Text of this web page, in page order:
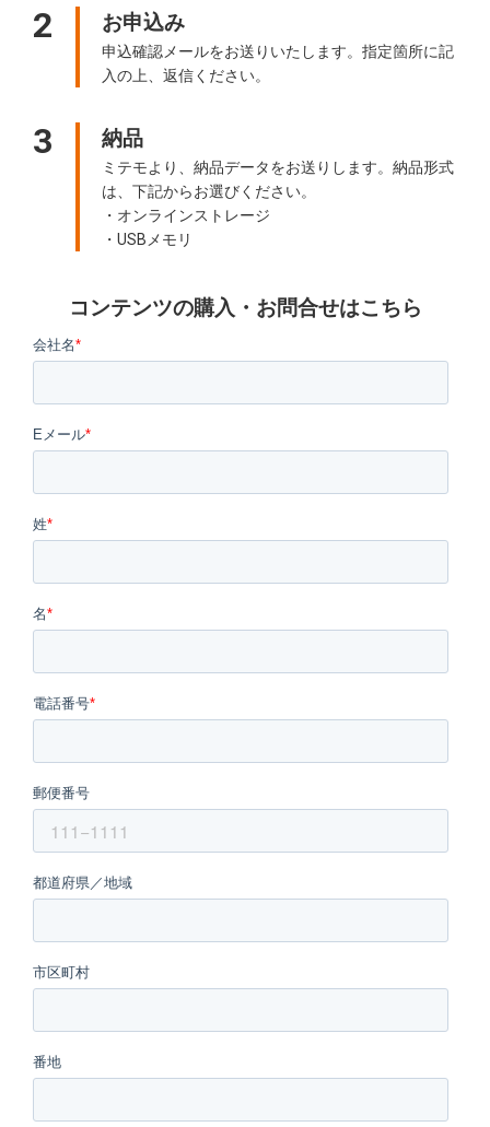
2 お申込み
申込確認メールをお送りいたします。指定箇所に記
入の上、返信ください。
3 納品
ミテモより、納品データをお送りします。納品形式
は、下記からお選びください。
・オンラインストレージ
・USBメモリ
コンテンツの購入・お問合せはこちら